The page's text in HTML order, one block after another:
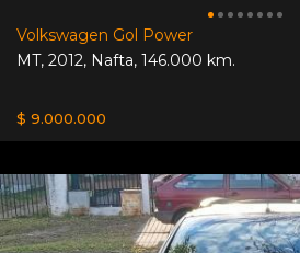
Volkswagen Gol Power
MT, 2012, Nafta, 146.000 km.
$ 9.000.000